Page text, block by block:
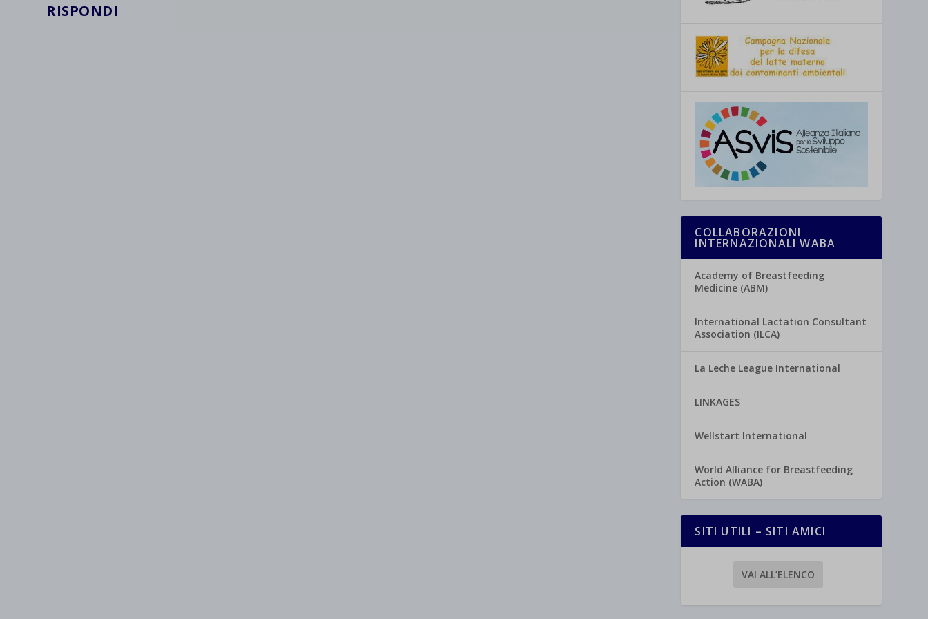
RISPONDI
COLLABORAZIONI
INTERNAZIONALI WABA
Academy of Breastfeeding
Medicine (ABM)
International Lactation Consultant
Association (ILCA)
La Leche League International
LINKAGES
Wellstart International
World Alliance for Breastfeeding
Action (WABA)
SITI UTILI – SITI AMICI
VAI ALL’ELENCO